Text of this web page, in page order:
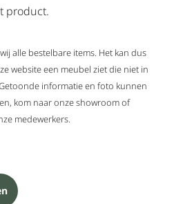
product.
alle bestelbare items. Het kan dus
website een meubel ziet die niet in
informatie en foto kunnen
kom naar onze showroom of
medewerkers.